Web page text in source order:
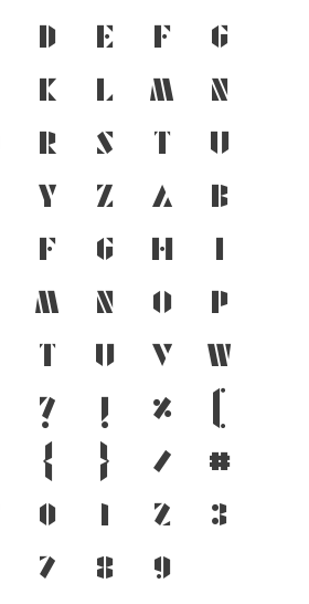
D E F G
K L M N
R S T U
Y Z a b
f g h i
m n o p
t u v w
? ! % (
{ } / #
0 1 2 3
7 8 9